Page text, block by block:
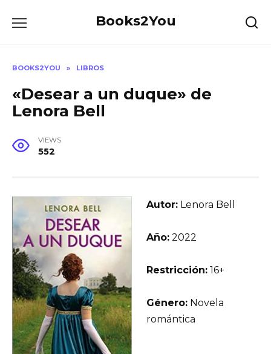
Books2You
BOOKS2YOU » LIBROS
«Desear a un duque» de
Lenora Bell
VIEWS
552
Autor: Lenora Bell
Año: 2022
Restricción: 16+
Género: Novela
romántica